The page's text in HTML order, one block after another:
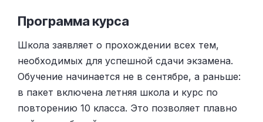
Программа курса
Школа заявляет о прохождении всех тем,
необходимых для успешной сдачи экзамена.
Обучение начинается не в сентябре, а раньше:
в пакет включена летняя школа и курс по
повторению 10 класса. Это позволяет плавно